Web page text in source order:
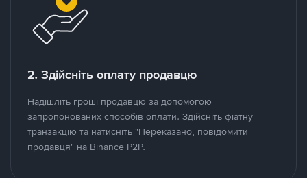
2. Здійсніть оплату продавцю
Надішліть гроші продавцю за допомогою
запропонованих способів оплати. Здійсніть фіатну
транзакцію та натисніть "Переказано, повідомити
продавця" на Binance P2P.